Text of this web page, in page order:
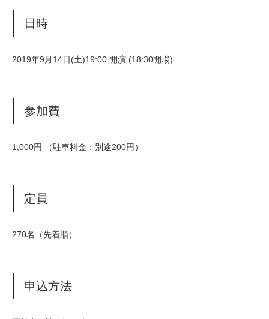
日時
2019年9月14日(土)19:00 開演 (18:30開場)
参加費
1,000円 （駐車料金：別途200円）
定員
270名（先着順）
申込方法